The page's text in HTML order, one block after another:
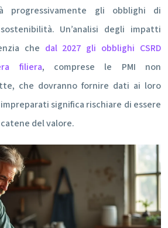
progressivamente gli obblighi di
Un’analisi degli impatti
che dal 2027 gli obblighi CSRD
filiera, comprese le PMI non
che dovranno fornire dati ai loro
significa rischiare di essere
del valore.